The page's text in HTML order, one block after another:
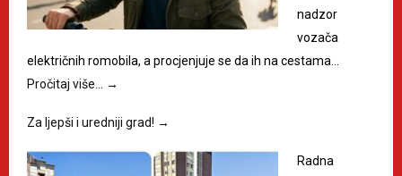
nadzor
vozača
električnih romobila, a procjenjuje se da ih na cestama…
Pročitaj više…
→
Za ljepši i uredniji grad! →
Radna